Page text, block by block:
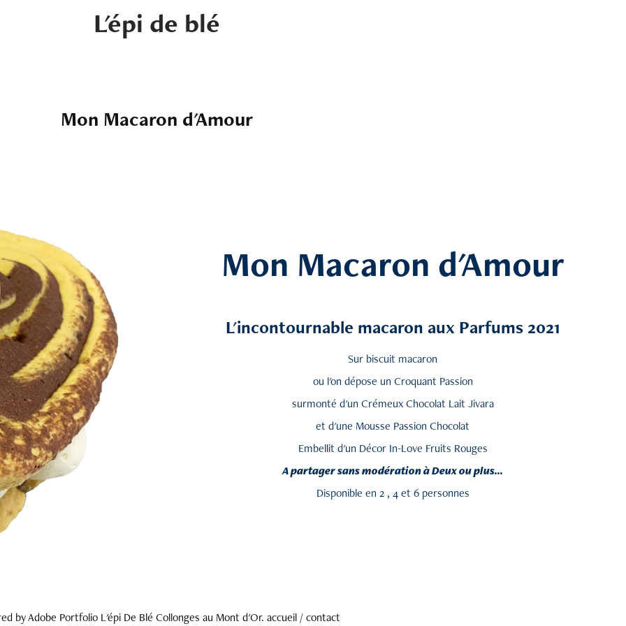
L'épi de blé
Mon Macaron d'Amour
Mon Macaron d'Amour
L'incontournable macaron aux Parfums 2021
Sur biscuit macaron
ou l'on dépose un Croquant Passion
surmonté d'un Crémeux Chocolat Lait Jivara
et d'une Mousse Passion Chocolat
Embellit d'un Décor In-Love Fruits Rouges
A partager sans modération à Deux ou plus...
Disponible en 2 , 4 et 6 personnes
byAdobe Portfolio L'épi De Blé Collonges au Mont d'Or. accueil/contact